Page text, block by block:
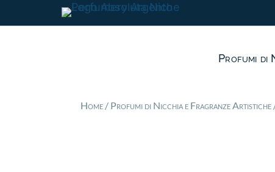
Profumi di
Home / Profumi di Nicchia e Fragranze Artistiche